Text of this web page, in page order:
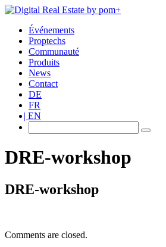
Événements
Proptechs
Communauté
Produits
News
Contact
DE
FR
EN
DRE-workshop
DRE-workshop
Comments are closed.